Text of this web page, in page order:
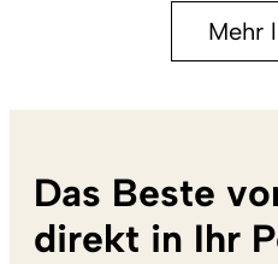
Mehr
Das Beste
direkt in Ihr